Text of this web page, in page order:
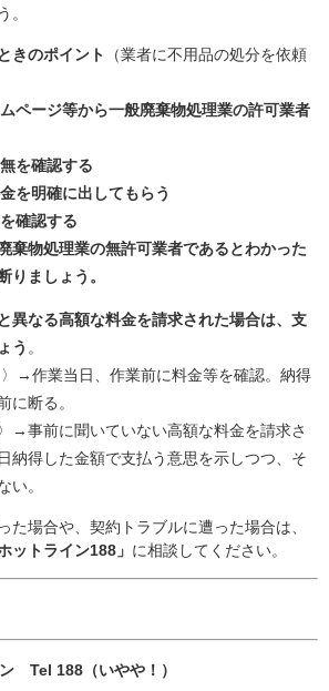
。​
きのポイント
（業者に不用品の処分を依頼
ページ等から一般廃棄物処理業の許可業者
を確認する
を明確に出してもらう
確認する
棄物処理業の無許可業者であるとわかった
りましょう。
異なる高額な料金を請求された場合は、支
う 。
作業当日、作業前に料金等を確認。納得
に断る。
→事前に聞いていない高額な料金を請求さ
納得した金額で支払う意思を示しつつ、そ
い。
た場合や、契約トラブルに遭った場合は、
ットライン188」 に相談してください。​
ン Tel 188（いやや！）